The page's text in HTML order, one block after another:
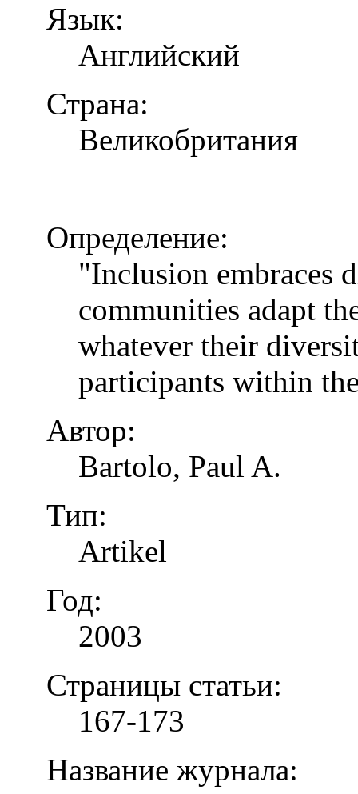
Язык:
Английский
Страна:
Великобритания
Определение:
"Inclusion embraces
communities adapt
whatever their
participants within
Автор:
Bartolo, Paul A.
Тип:
Artikel
Год:
2003
Страницы статьи:
167-173
Название журнала: